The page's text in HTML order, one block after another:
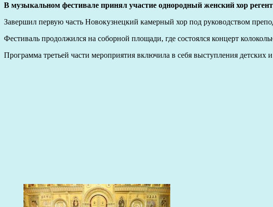
В музыкальном фестивале принял участие однородный женский хор
Завершил первую часть Новокузнецкий камерный хор под руководством
Фестиваль продолжился на соборной площади, где состоялся концерт
Программа третьей части мероприятия включила в себя выступления